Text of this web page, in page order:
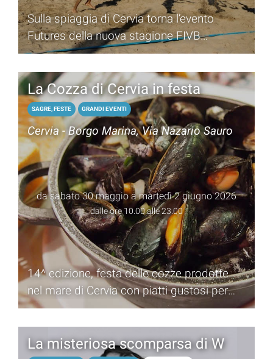
Sulla spiaggia di Cervia torna l’evento
Futures della nuova stagione FIVB
Volleyball World Beach Pro Tour 2026
La Cozza di Cervia in festa
SAGRE, FESTE GRANDI EVENTI
Cervia - Borgo Marina, Via Nazario Sauro
da sabato 30 maggio a martedì 2 giugno 2026
dalle ore 10.00 alle 23.00
14^ edizione, festa delle cozze prodotte
nel mare di Cervia con piatti gustosi per
tutti i palati
La misteriosa scomparsa di W